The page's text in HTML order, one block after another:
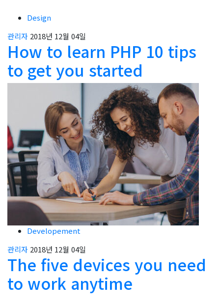
Design
관리자 2018년 12월 04일
How to learn PHP 10 tips
to get you started
Developement
관리자 2018년 12월 04일
The five devices you need
to work anytime